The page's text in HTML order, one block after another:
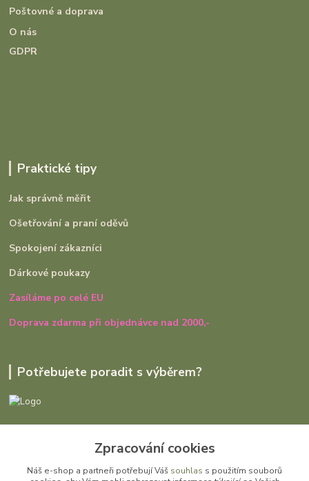
Poštovné a doprava
O nás
GDPR
Praktické tipy
Jak správně měřit
Ošetřování a praní oděvů
Spokojení zákazníci
Dárkové poukazy
Zasíláme po celé EU
Doprava zdarma při objednávce nad 2000,-
Potřebujete poradit s výběrem?
+420 727 979 401
Zpracování cookies
Náš e-shop a partneři potřebují Váš souhlas s použitím souborů